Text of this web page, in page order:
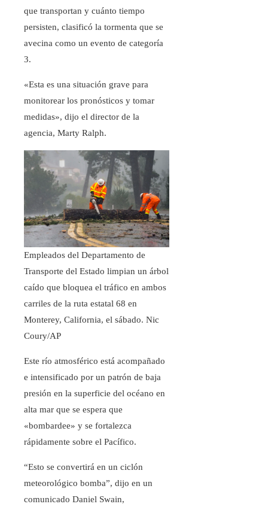
que transportan y cuánto tiempo
persisten, clasificó la tormenta que se
avecina como un evento de categoría
3.
«Esta es una situación grave para
monitorear los pronósticos y tomar
medidas», dijo el director de la
agencia, Marty Ralph.
Empleados del Departamento de
Transporte del Estado limpian un árbol
caído que bloquea el tráfico en ambos
carriles de la ruta estatal 68 en
Monterey, California, el sábado. Nic
Coury/AP
Este río atmosférico está acompañado
e intensificado por un patrón de baja
presión en la superficie del océano en
alta mar que se espera que
«bombardee» y se fortalezca
rápidamente sobre el Pacífico.
“Esto se convertirá en un ciclón
meteorológico bomba”, dijo en un
comunicado Daniel Swain,